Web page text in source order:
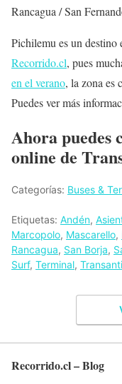
Rancagua / San
Pichilemu es un destino
Recorrido.cl, pues
en el verano, la zona es
Puedes ver más
Ahora puedes
online de
Categorías: Buses &
Etiquetas: Andén,
Marcopolo, Mascarello,
Rancagua, San Borja,
Surf, Terminal,
Recorrido.cl – Blog